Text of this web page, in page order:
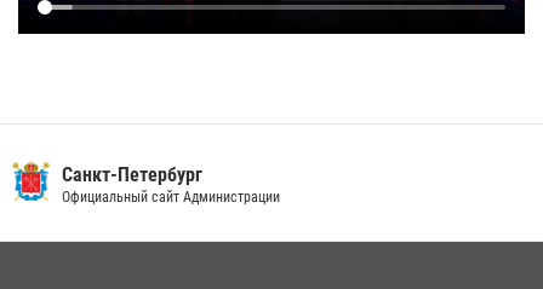
Санкт-Петербург
Официальный сайт Администрации